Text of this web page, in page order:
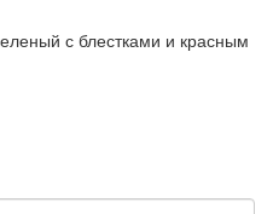
с блестками и красным